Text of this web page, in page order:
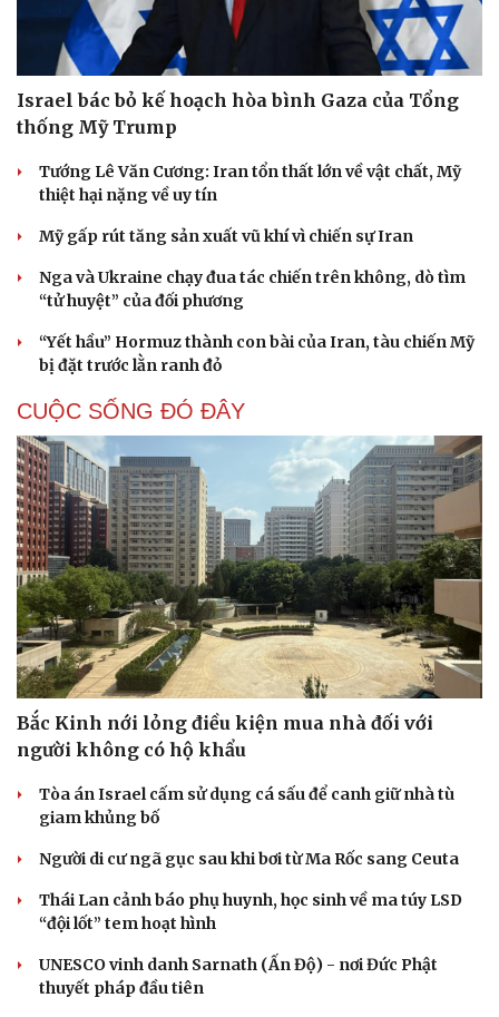
Israel bác bỏ kế hoạch hòa bình Gaza của Tổng
thống Mỹ Trump
Tướng Lê Văn Cương: Iran tổn thất lớn về vật chất, Mỹ
thiệt hại nặng về uy tín
Mỹ gấp rút tăng sản xuất vũ khí vì chiến sự Iran
Nga và Ukraine chạy đua tác chiến trên không, dò tìm
“tử huyệt” của đối phương
“Yết hầu” Hormuz thành con bài của Iran, tàu chiến Mỹ
bị đặt trước lằn ranh đỏ
CUỘC SỐNG ĐÓ ĐÂY
Bắc Kinh nới lỏng điều kiện mua nhà đối với
người không có hộ khẩu
Tòa án Israel cấm sử dụng cá sấu để canh giữ nhà tù
giam khủng bố
Người di cư ngã gục sau khi bơi từ Ma Rốc sang Ceuta
Thái Lan cảnh báo phụ huynh, học sinh về ma túy LSD
“đội lốt” tem hoạt hình
UNESCO vinh danh Sarnath (Ấn Độ) - nơi Đức Phật
thuyết pháp đầu tiên